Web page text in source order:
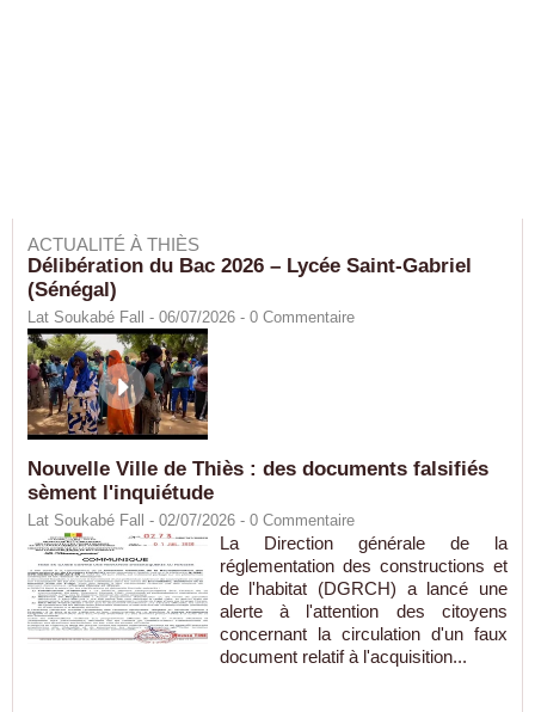
ACTUALITÉ À THIÈS
Délibération du Bac 2026 – Lycée Saint-Gabriel
(Sénégal)
Lat Soukabé Fall - 06/07/2026 - 0 Commentaire
Nouvelle Ville de Thiès : des documents falsifiés
sèment l'inquiétude
Lat Soukabé Fall - 02/07/2026 - 0 Commentaire
La Direction générale de la
réglementation des constructions et
de l'habitat (DGRCH) a lancé une
alerte à l'attention des citoyens
concernant la circulation d'un faux
document relatif à l'acquisition...